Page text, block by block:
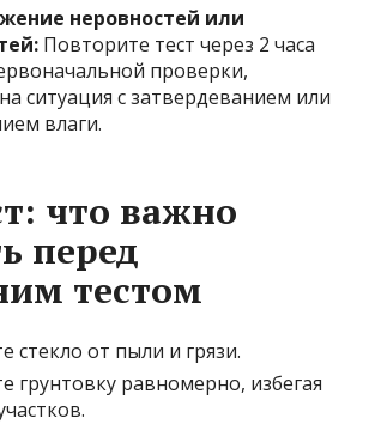
неровностей или
Повторите тест через 2 часа
проверки,
ситуация с затвердеванием или
влаги.
что важно
перед
тестом
стекло от пыли и грязи.
грунтовку равномерно, избегая